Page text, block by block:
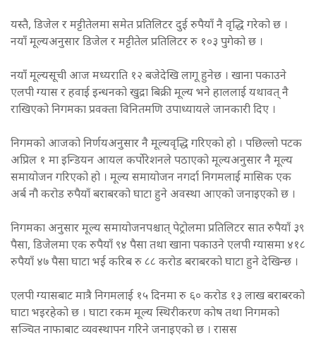
यस्तै, डिजेल र मट्टीतेलमा समेत प्रतिलिटर दुई रुपैयाँ नै वृद्धि गरेको छ ।
नयाँ मूल्यअनुसार डिजेल र मट्टीतेल प्रतिलिटर रु १०३ पुगेको छ ।
नयाँ मूल्यसूची आज मध्यराति १२ बजेदेखि लागू हुनेछ । खाना पकाउने
एलपी ग्यास र हवाई इन्धनको खुद्रा बिक्री मूल्य भने हाललाई यथावत् नै
राखिएको निगमका प्रवक्ता विनितमणि उपाध्यायले जानकारी दिए ।
निगमको आजको निर्णयअनुसार नै मूल्यवृद्धि गरिएको हो । पछिल्लो पटक
अप्रिल १ मा इन्डियन आयल कर्पोरेशनले पठाएको मूल्यअनुसार नै मूल्य
समायोजन गरिएको हो । मूल्य समायोजन नगर्दा निगमलाई मासिक एक
अर्ब नौ करोड रुपैयाँ बराबरको घाटा हुने अवस्था आएको जनाइएको छ ।
निगमका अनुसार मूल्य समायोजनपश्चात् पेट्रोलमा प्रतिलिटर सात रुपैयाँ ३९
पैसा, डिजेलमा एक रुपैयाँ ९४ पैसा तथा खाना पकाउने एलपी ग्यासमा ४१८
रुपैयाँ ४७ पैसा घाटा भई करिब रु ८८ करोड बराबरको घाटा हुने देखिन्छ ।
एलपी ग्यासबाट मात्रै निगमलाई १५ दिनमा रु ६० करोड १३ लाख बराबरको
घाटा भइरहेको छ । घाटा रकम मूल्य स्थिरीकरण कोष तथा निगमको
सञ्चित नाफाबाट व्यवस्थापन गरिने जनाइएको छ । रासस